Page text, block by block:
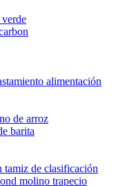
alimentación
de arroz
barita
tamiz de clasificación
molino trapecio